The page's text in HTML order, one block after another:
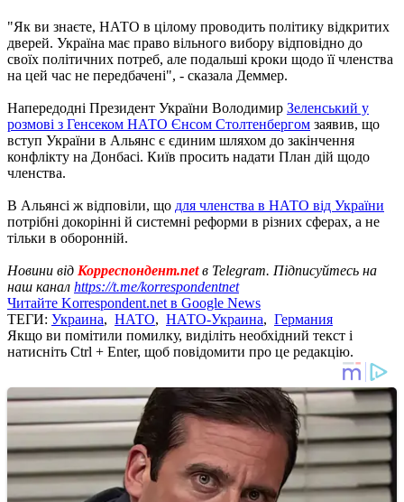
"Як ви знаєте, НАТО в цілому проводить політику відкритих
дверей. Україна має право вільного вибору відповідно до
своїх політичних потреб, але подальші кроки щодо її членства
на цей час не передбачені", - сказала Деммер.
Напередодні Президент України Володимир Зеленський у
розмові з Генсеком НАТО Єнсом Столтенбергом заявив, що
вступ України в Альянс є єдиним шляхом до закінчення
конфлікту на Донбасі. Київ просить надати План дій щодо
членства.
В Альянсі ж відповіли, що для членства в НАТО від України
потрібні докорінні й системні реформи в різних сферах, а не
тільки в оборонній.
Новини від Корреспондент.netв Telegram. Підписуйтесь на
наш канал https://t.me/korrespondentnet
Читайте Korrespondent.net в Google News
ТЕГИ: Украина, НАТО, НАТО-Украина, Германия
Якщо ви помітили помилку, виділіть необхідний текст і
натисніть Ctrl + Enter, щоб повідомити про це редакцію.